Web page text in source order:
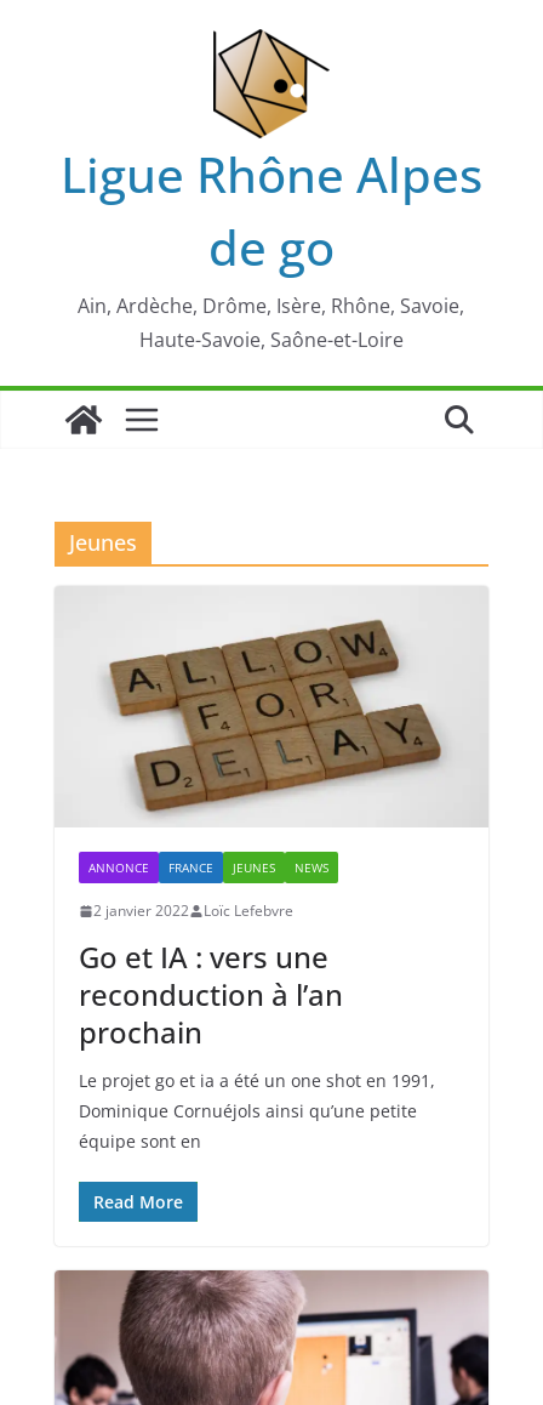
Ligue Rhône Alpes
de go
Ain, Ardèche, Drôme, Isère, Rhône, Savoie,
Haute-Savoie, Saône-et-Loire
Jeunes
ANNONCE FRANCE JEUNES NEWS
2 janvier 2022 Loïc Lefebvre
Go et IA : vers une
reconduction à l’an
prochain
Le projet go et ia a été un one shot en 1991,
Dominique Cornuéjols ainsi qu’une petite
équipe sont en
Read More